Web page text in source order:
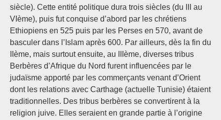
siècle). Cette entité politique dura trois siècles (du III au
VIème), puis fut conquise d’abord par les chrétiens
Ethiopiens en 525 puis par les Perses en 570, avant de
basculer dans l’Islam après 600. Par ailleurs, dès la fin du
IIème, mais surtout ensuite, au IIIème, diverses tribus
Berbères d’Afrique du Nord furent influencées par le
judaïsme apporté par les commerçants venant d’Orient
dont les relations avec Carthage (actuelle Tunisie) étaient
traditionnelles. Des tribus berbères se convertirent à la
religion juive. Elles seraient en grande partie à l’origine